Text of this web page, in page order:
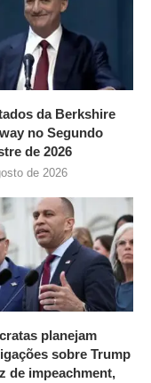
da Berkshire
no Segundo
de 2026
de 2026
planejam
sobre Trump
de impeachment,